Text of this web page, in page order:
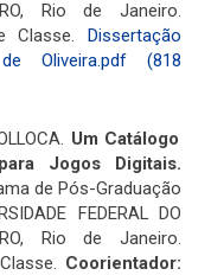
Rio de Janeiro.
Classe. Dissertação
Oliveira.pdf (818
Um Catálogo
Jogos Digitais.
de Pós-Graduação
FEDERAL DO
Rio de Janeiro.
Coorientador: